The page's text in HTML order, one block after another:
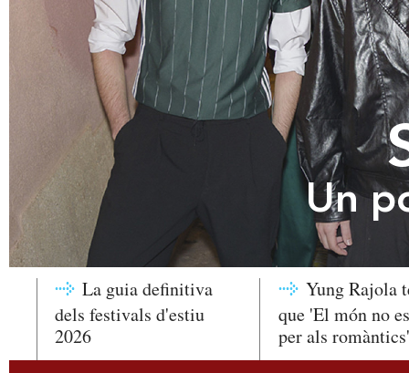
Un
La guia definitiva
dels festivals d'estiu
2026
Yung Rajola
que 'El món no
per als romàntics'